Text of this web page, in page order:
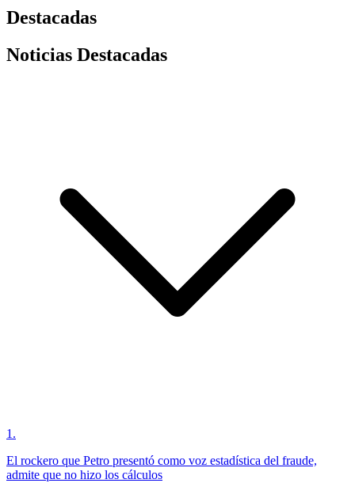
Destacadas
Noticias Destacadas
1 .
El rockero que Petro presentó como voz estadística del fraude,
admite que no hizo los cálculos